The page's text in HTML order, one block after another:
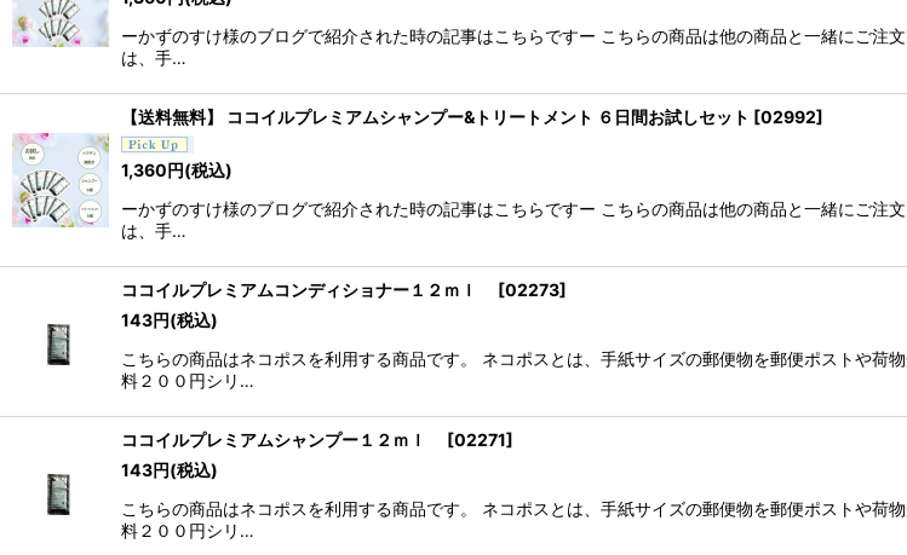
ーかずのすけ様のブログで紹介された時の記事はこちらですー こちらの商品は他の商品と一緒にご
は、手…
【送料無料】 ココイルプレミアムシャンプー&トリートメント ６日間お試しセット [02992]
1,360円(税込)
ーかずのすけ様のブログで紹介された時の記事はこちらですー こちらの商品は他の商品と一緒にご
は、手…
ココイルプレミアムコンディショナー１２ｍｌ [02273]
143円(税込)
こちらの商品はネコポスを利用する商品です。 ネコポスとは、手紙サイズの郵便物を郵便ポストや
料２００円シリ…
ココイルプレミアムシャンプー１２ｍｌ [02271]
143円(税込)
こちらの商品はネコポスを利用する商品です。 ネコポスとは、手紙サイズの郵便物を郵便ポストや
料２００円シリ…